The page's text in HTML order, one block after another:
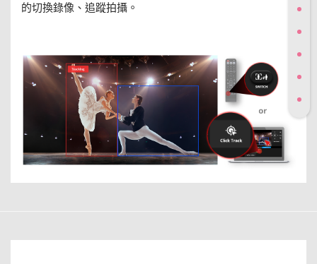
的切換錄像、追蹤拍攝。